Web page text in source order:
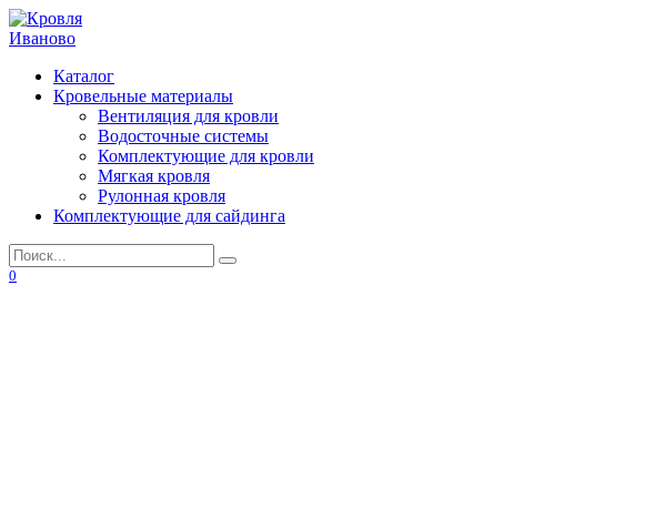
Перейти
к
Каталог
Кровельные материалы
Вентиляция для кровли
Водосточные системы
Комплектующие для кровли
Мягкая кровля
Рулонная кровля
Комплектующие для сайдинга
Search
for:
0